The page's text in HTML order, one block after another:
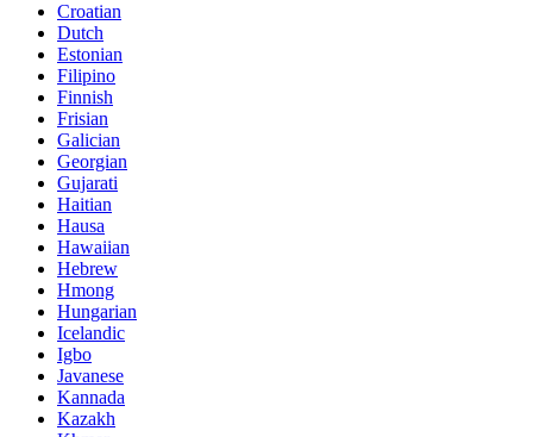
Croatian
Dutch
Estonian
Filipino
Finnish
Frisian
Galician
Georgian
Gujarati
Haitian
Hausa
Hawaiian
Hebrew
Hmong
Hungarian
Icelandic
Igbo
Javanese
Kannada
Kazakh